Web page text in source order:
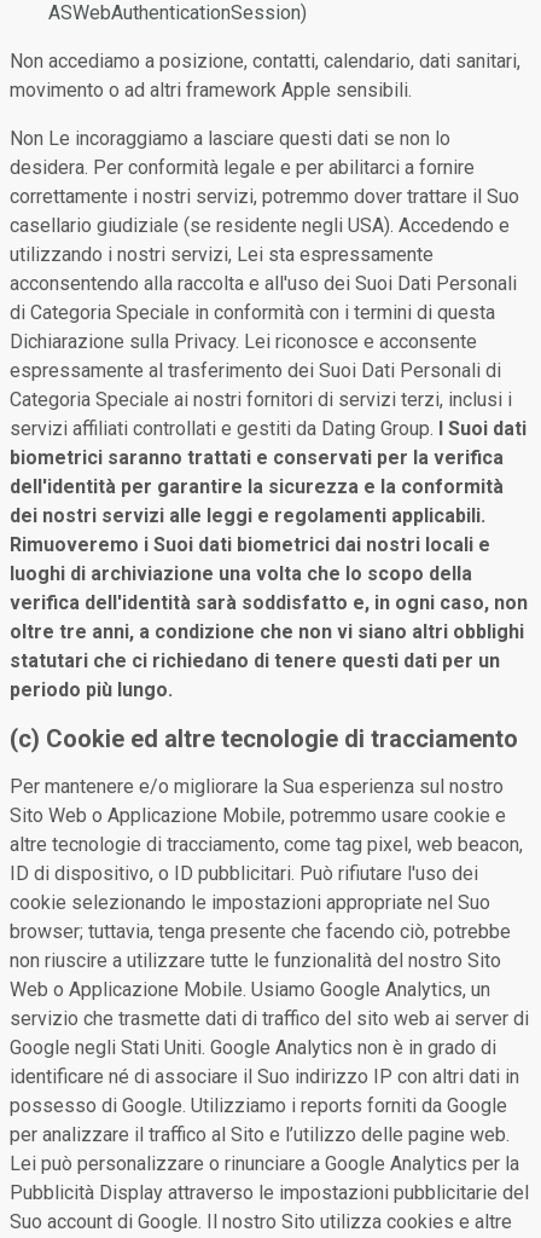
ASWebAuthenticationSession)
Non accediamo a posizione, contatti, calendario, dati sanitari,
movimento o ad altri framework Apple sensibili.
Non Le incoraggiamo a lasciare questi dati se non lo
desidera. Per conformità legale e per abilitarci a fornire
correttamente i nostri servizi, potremmo dover trattare il Suo
casellario giudiziale (se residente negli USA). Accedendo e
utilizzando i nostri servizi, Lei sta espressamente
acconsentendo alla raccolta e all'uso dei Suoi Dati Personali
di Categoria Speciale in conformità con i termini di questa
Dichiarazione sulla Privacy. Lei riconosce e acconsente
espressamente al trasferimento dei Suoi Dati Personali di
Categoria Speciale ai nostri fornitori di servizi terzi, inclusi i
servizi affiliati controllati e gestiti da Dating Group. I Suoi dati
biometrici saranno trattati e conservati per la verifica
dell'identità per garantire la sicurezza e la conformità
dei nostri servizi alle leggi e regolamenti applicabili.
Rimuoveremo i Suoi dati biometrici dai nostri locali e
luoghi di archiviazione una volta che lo scopo della
verifica dell'identità sarà soddisfatto e, in ogni caso, non
oltre tre anni, a condizione che non vi siano altri obblighi
statutari che ci richiedano di tenere questi dati per un
periodo più lungo.
(c) Cookie ed altre tecnologie di tracciamento
Per mantenere e/o migliorare la Sua esperienza sul nostro
Sito Web o Applicazione Mobile, potremmo usare cookie e
altre tecnologie di tracciamento, come tag pixel, web beacon,
ID di dispositivo, o ID pubblicitari. Può rifiutare l'uso dei
cookie selezionando le impostazioni appropriate nel Suo
browser; tuttavia, tenga presente che facendo ciò, potrebbe
non riuscire a utilizzare tutte le funzionalità del nostro Sito
Web o Applicazione Mobile. Usiamo Google Analytics, un
servizio che trasmette dati di traffico del sito web ai server di
Google negli Stati Uniti. Google Analytics non è in grado di
identificare né di associare il Suo indirizzo IP con altri dati in
possesso di Google. Utilizziamo i reports forniti da Google
per analizzare il traffico al Sito e l’utilizzo delle pagine web.
Lei può personalizzare o rinunciare a Google Analytics per la
Pubblicità Display attraverso le impostazioni pubblicitarie del
Suo account di Google. Il nostro Sito utilizza cookies e altre